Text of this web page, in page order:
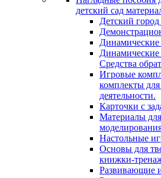
детский сад
Детский
Динамические
Динамические
Средства
Игровые
комплекты
деятельности.
Карточки с
Материалы
Настольные
Основы для
книжки-
Развивающие